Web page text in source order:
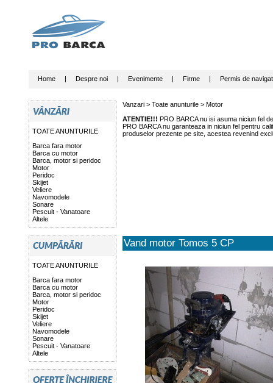
Home| Despre noi| Evenimente| Firme| Permis de
TOATE ANUNTURILE
Barca fara motor
Barca cu motor
Barca, motor si peridoc
Motor
Peridoc
Skijet
Veliere
Navomodele
Sonare
Pescuit - Vanatoare
Altele
TOATE ANUNTURILE
Barca fara motor
Barca cu motor
Barca, motor si peridoc
Motor
Peridoc
Skijet
Veliere
Navomodele
Sonare
Pescuit - Vanatoare
Altele
Vanzari > Toate anunturile> Motor
ATENTIE!!! PRO BARCA nu isi asuma niciun fel
PRO BARCA nu garanteaza in niciun fel pentru
produselor prezente pe site, acestea revenind
Vand motor Tomos 5 CP